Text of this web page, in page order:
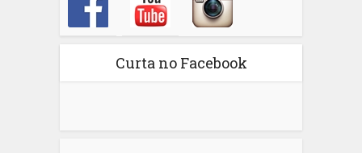
Curta no Facebook